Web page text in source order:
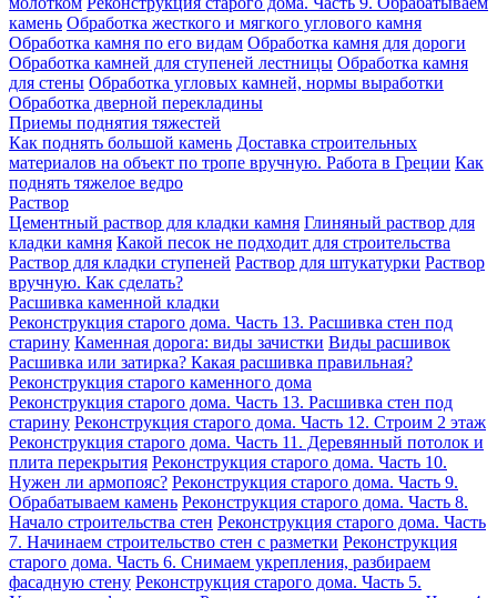
камень Обработка жесткого и мягкого углового камня
Обработка камня по его видам Обработка камня для дороги
Обработка камней для ступеней лестницы Обработка камня
для стены Обработка угловых камней, нормы выработки
Обработка дверной перекладины
Приемы поднятия тяжестей
Как поднять большой камень Доставка строительных
материалов на объект по тропе вручную. Работа в Греции Как
поднять тяжелое ведро
Раствор
Цементный раствор для кладки камня Глиняный раствор для
кладки камня Какой песок не подходит для строительства
Раствор для кладки ступеней Раствор для штукатурки Раствор
вручную. Как сделать?
Расшивка каменной кладки
Реконструкция старого дома. Часть 13. Расшивка стен под
старину Каменная дорога: виды зачистки Виды расшивок
Расшивка или затирка? Какая расшивка правильная?
Реконструкция старого каменного дома
Реконструкция старого дома. Часть 13. Расшивка стен под
старину Реконструкция старого дома. Часть 12. Строим 2 этаж
Реконструкция старого дома. Часть 11. Деревянный потолок и
плита перекрытия Реконструкция старого дома. Часть 10.
Нужен ли армопояс? Реконструкция старого дома. Часть 9.
Обрабатываем камень Реконструкция старого дома. Часть 8.
Начало строительства стен Реконструкция старого дома. Часть
7. Начинаем строительство стен с разметки Реконструкция
старого дома. Часть 6. Снимаем укрепления, разбираем
фасадную стену Реконструкция старого дома. Часть 5.